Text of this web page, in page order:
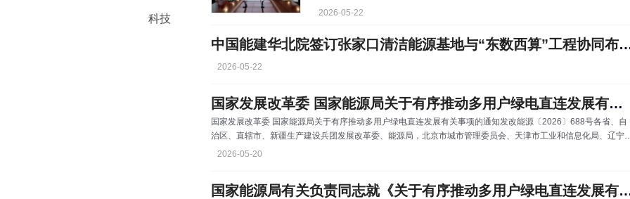
科技
中国电机工程学会副理事长陈国平，学会副理事长、党委书记陈梅，以及来自中国电机
单位的10余位专家参与调研。 5月13日，调研团队前往国网甘肃省电力公司调研并
举行座谈交流，围绕甘肃清洁能源发展面临的机遇与挑战、技术创新方向等内容开展
2026-05-22
中国能建华北院签订张家口清洁能源基地与“东数西算”工程协同布局第一
2026-05-22
国家发展改革委 国家能源局关于有序推动多用户绿电直连发展有关事项的通知
国家发展改革委 国家能源局关于有序推动多用户绿电直连发展有关事项的通知发改能源〔2026〕688号各省、自
治区、直辖市、新疆生产建设兵团发展改革委、能源局，北京市城市管理委员会、天津市工业和信息化局、辽宁
工业和信息化厅、上海市经济和信息化委员会、重庆市经济和信息化委员会、甘肃省工业和信息化厅，国家能源局
2026-05-20
国家能源局有关负责同志就《关于有序推动多用户绿电直连